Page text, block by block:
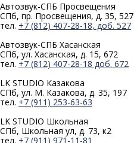
Автозвук-СПБ Просвещения
СПб, пр. Просвещения, д. 35, 527
тел. +7 (812) 407-28-18, доб. 527
Автозвук-СПБ Хасанская
СПб, ул. Хасанская, д. 15, 672
тел. +7 (812) 407-28-18 доб. 672
LK STUDIO Казакова
СПб, ул. М. Казакова, д. 35, 197
тел. +7 (911) 253-63-63
LK STUDIO Школьная
СПб, Школьная ул, д. 73, к2
тел. +7 (911) 971-11-81